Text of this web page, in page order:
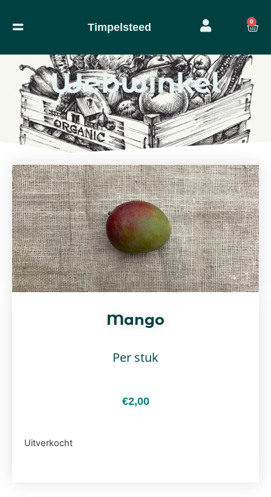
Timpelsteed 0
Webwinkel
Mango
Per stuk
€2,00
Uitverkocht